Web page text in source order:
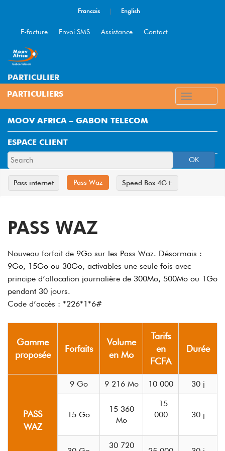
Francais | English
E-facture Envoi SMS Assistance Contact
PARTICULIER
ENTREPRISE
MOOV AFRICA – GABON TELECOM
ESPACE CLIENT
OK
Pass internet Pass Waz Speed Box 4G+
PASS WAZ
Nouveau forfait de 9Go sur les Pass Waz. Désormais :
9Go, 15Go ou 30Go, activables une seule fois avec
principe d’allocation journalière de 300Mo, 500Mo ou 1Go
pendant 30 jours.
Code d’accès : *226*1*6#
Gamme
proposée
Forfaits
Volume
en Mo
Tarifs
en
FCFA
Durée
PASS
WAZ
9 Go 9 216 Mo 10 000 30 j​
15 Go
15 360
Mo
​15
000
​30 j​
30 720